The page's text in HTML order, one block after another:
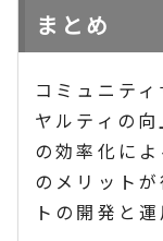
まとめ
コミュニテ
ヤルティの
の効率化に
のメリット
トの開発と